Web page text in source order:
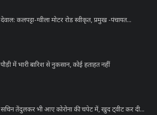
देवाल: कलपट्टा-ग्वीला मोटर रोड स्वीकृत, प्रमुख -पंचायत...
पौड़ी में भारी बारिश से नुकसान, कोई हताहत नहीं
सचिन तेंदुलकर भी आए कोरोना की चपेट में, खुद ट्वीट कर दी...